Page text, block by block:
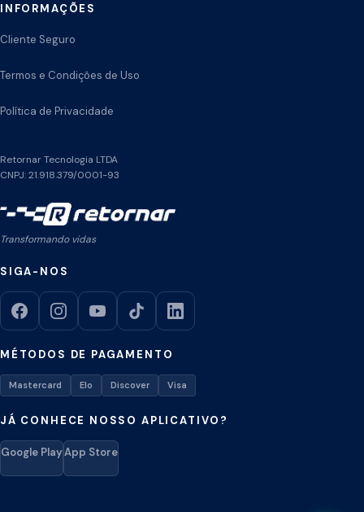
INFORMAÇÕES
Cliente Seguro
Termos e Condições de Uso
Política de Privacidade
Retornar Tecnologia LTDA
CNPJ: 21.918.379/0001-93
Transformando vidas
SIGA-NOS
MÉTODOS DE PAGAMENTO
Mastercard Elo Discover Visa
JÁ CONHECE NOSSO APLICATIVO?
Google PlayApp Store